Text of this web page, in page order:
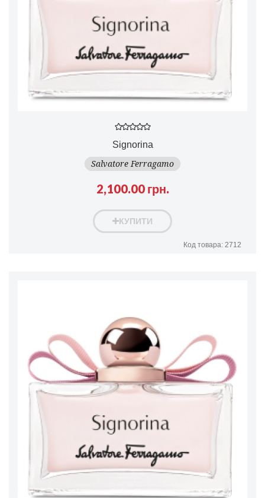
Signorina
Salvatore Ferragamo
2,100.00 грн.
КУПИТИ
Код товара: 2712